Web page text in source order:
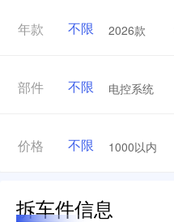
年款 不限 2026款
部件 不限 电控系统
价格 不限 1000以内
拆车件信息